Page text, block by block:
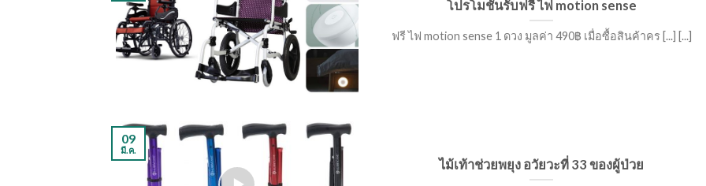
โปรโมชั่นรับฟรี ไฟ motion sense
ฟรี ไฟ motion sense 1 ดวง มูลค่า 490฿ เมื่อซื้อสินค้าคร [...] [...]
ไม้เท้าช่วยพยุง อวัยวะที่ 33 ของผู้ป่วย
09
มี.ค.